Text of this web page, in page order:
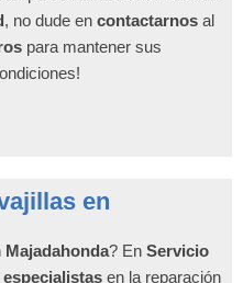
, no dude en contactarnos al
para mantener sus
en
Majadahonda? En Servicio
especialistas en la reparación